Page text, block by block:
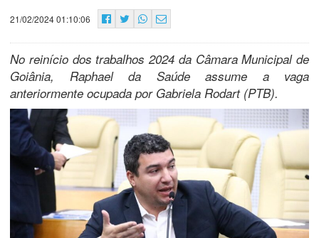
21/02/2024 01:10:06
No reinício dos trabalhos 2024 da Câmara Municipal de
Goiânia, Raphael da Saúde assume a vaga
anteriormente ocupada por Gabriela Rodart (PTB).